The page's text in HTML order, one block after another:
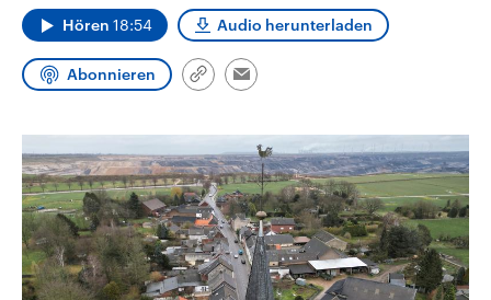
und Hintergründe zu den Parteien
und Kandidaten der anstehenden
Wahl.
Sendungen Programm Podcasts
Audio-Archiv
Hören 18:54 Audio herunterladen
Abonnieren
Link
Email